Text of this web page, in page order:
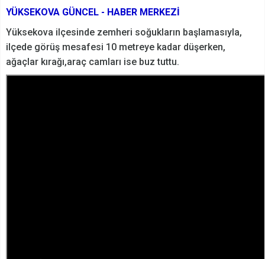
YÜKSEKOVA GÜNCEL - HABER MERKEZİ
Yüksekova ilçesinde zemheri soğukların başlamasıyla,
ilçede görüş mesafesi 10 metreye kadar düşerken,
ağaçlar kırağı,araç camları ise buz tuttu.